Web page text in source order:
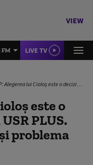
VIEW
FM LIVE TV
lui Cioloș este o decizie în avantajul USR PLUS. Partidul a rezolvat și problema prezidențiabilului
este o
PLUS.
problema